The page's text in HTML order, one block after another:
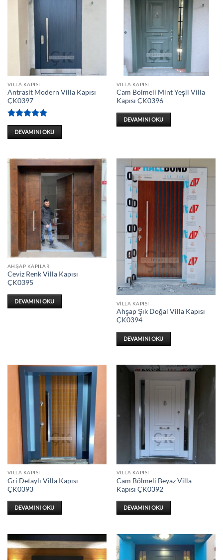
VILLA KAPISI
Antrasit Modern Villa Kapısı
ÇK0397
5 üzerinden
5oy aldı
DEVAMINI OKU
VILLA KAPISI
Cam Bölmeli Mint Yeşil Villa
Kapısı ÇK0396
DEVAMINI OKU
AHŞAP KAPILAR
Ceviz Renk Villa Kapısı
ÇK0395
DEVAMINI OKU VILLA KAPISI
Ahşap Şık Doğal Villa Kapısı
ÇK0394
DEVAMINI OKU
VILLA KAPISI
Gri Detaylı Villa Kapısı
ÇK0393
DEVAMINI OKU
VILLA KAPISI
Cam Bölmeli Beyaz Villa
Kapısı ÇK0392
DEVAMINI OKU